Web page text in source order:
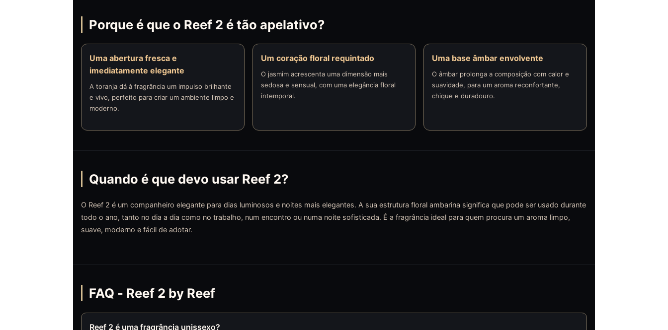
Porque é que o Reef 2 é tão apelativo?
Uma abertura fresca e
imediatamente elegante
A toranja dá à fragrância um impulso brilhante
e vivo, perfeito para criar um ambiente limpo e
moderno.
Um coração floral requintado
O jasmim acrescenta uma dimensão mais
sedosa e sensual, com uma elegância floral
intemporal.
Uma base âmbar envolvente
O âmbar prolonga a composição com calor e
suavidade, para um aroma reconfortante,
chique e duradouro.
Quando é que devo usar Reef 2?
O Reef 2 é um companheiro elegante para dias luminosos e noites mais elegantes. A sua estrutura floral ambarina significa que pode ser usado durante
todo o ano, tanto no dia a dia como no trabalho, num encontro ou numa noite sofisticada. É a fragrância ideal para quem procura um aroma limpo,
suave, moderno e fácil de adotar.
FAQ - Reef 2 by Reef
Reef 2 é uma fragrância unissexo?